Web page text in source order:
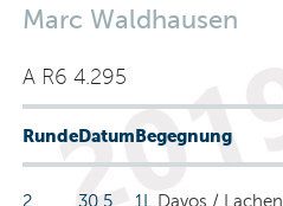
Marc Waldhausen
A R6 4.295
RundeDatumBegegnung
2 30.5 1L Davos / Lachen